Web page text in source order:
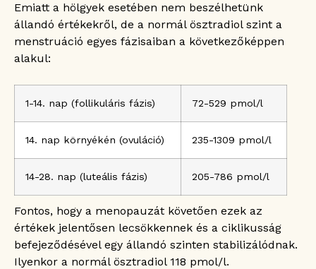
Emiatt a hölgyek esetében nem beszélhetünk
állandó értékekről, de a normál ösztradiol szint a
menstruáció egyes fázisaiban a következőképpen
alakul:
1-14. nap (follikuláris fázis) 72-529 pmol/l
14. nap környékén (ovuláció) 235-1309 pmol/l
14-28. nap (luteális fázis) 205-786 pmol/l
Fontos, hogy a menopauzát követően ezek az
értékek jelentősen lecsökkennek és a ciklikusság
befejeződésével egy állandó szinten stabilizálódnak.
Ilyenkor a normál ösztradiol 118 pmol/l.